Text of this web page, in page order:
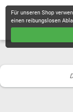
Für unseren Shop
einen reibungslosen